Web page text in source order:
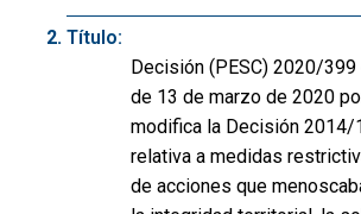
Título:
Decisión (PESC) 2020/
de 13 de marzo de 2020
modifica la Decisión 2014/
relativa a medidas
de acciones que